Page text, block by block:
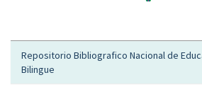
Repositorio Bibliografico Nacional de
Bilingue